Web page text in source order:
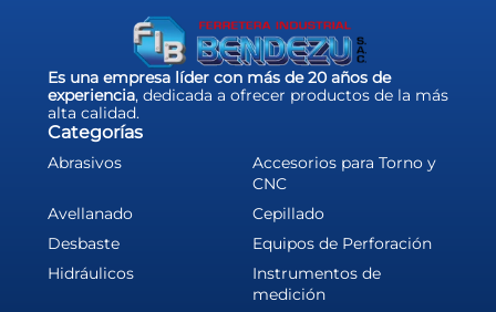
Es una empresa líder con más de 20 años de
experiencia, dedicada a ofrecer productos de la más
alta calidad.
Categorías
Abrasivos
Accesorios para Torno y
CNC
Avellanado
Cepillado
Desbaste
Equipos de Perforación
Hidráulicos
Instrumentos de
medición